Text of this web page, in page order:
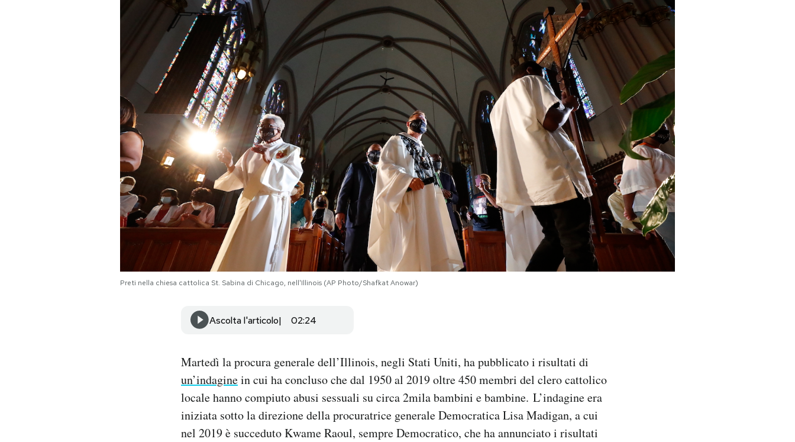
Altrecose
Mondiali calcio 2026
AREA PERSONALE
Preti nella chiesa cattolica St. Sabina di Chicago, nell'Illinois (AP Photo/Shafkat Anowar)
Ascolta l'articolo 02:24
Martedì la procura generale dell’Illinois, negli Stati Uniti, ha pubblicato i risultati di
un’indaginein cui ha concluso che dal 1950 al 2019 oltre 450 membri del clero cattolico
locale hanno compiuto abusi sessuali su circa 2mila bambini e bambine. L’indagine era
iniziata sotto la direzione della procuratrice generale Democratica Lisa Madigan, a cui
nel 2019 è succeduto Kwame Raoul, sempre Democratico, che ha annunciato i risultati